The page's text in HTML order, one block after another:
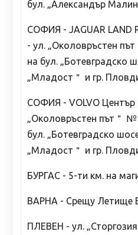
бул. „Александър
СОФИЯ - JAGUAR LAND
- ул. „Околовръстен
на бул. „Ботевградско
„Младост＂ и гр.
СОФИЯ - VOLVO Център
„Околовръстен път＂
бул. „Ботевградско
„Младост＂ и гр.
БУРГАС - 5-ти км. на
ВАРНА - Срещу Летище
ПЛЕВЕН - ул.